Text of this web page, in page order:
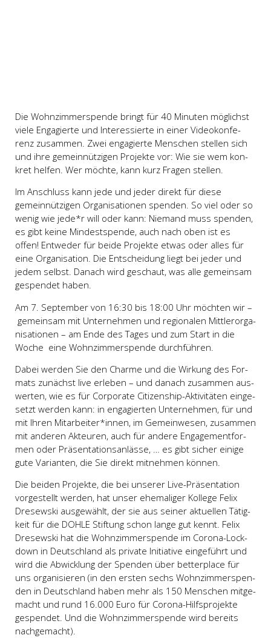
Die Wohn­zim­mer­spen­de bringt für 40 Minu­ten mög­lichst
vie­le Enga­gier­te und Inter­es­sier­te in einer Video­kon­fe­
renz zusam­men. Zwei enga­gier­te Men­schen stel­len sich
und ihre gemein­nüt­zi­gen Pro­jek­te vor: Wie sie wem kon­
kret hel­fen. Wer möch­te, kann kurz Fra­gen stel­len.
Im Anschluss kann jede und jeder direkt für die­se
gemein­nüt­zi­gen Orga­ni­sa­tio­nen spen­den. So viel oder so
wenig wie jede*r will oder kann: Nie­mand muss spen­den,
es gibt kei­ne Min­dest­spen­de, auch nach oben ist es
offen! Ent­we­der für bei­de Pro­jek­te etwas oder alles für
eine Orga­ni­sa­ti­on. Die Ent­schei­dung liegt bei jeder und
jedem selbst. Danach wird geschaut, was alle gemein­sam
gespen­det haben.
Am 7. Sep­tem­ber von 16:30 bis 18:00 Uhr möch­ten wir –
gemein­sam mit Unter­neh­men und regio­na­len Mitt­ler­or­ga­
ni­sa­tio­nen – am Ende des Tages und zum Start in die
Woche eine Wohn­zim­mer­spen­de durch­füh­ren.
Dabei wer­den Sie den Charme und die Wir­kung des For­
mats zunächst live erle­ben – und danach zusam­men aus­
wer­ten, wie es für Cor­po­ra­te Citi­zenship-Akti­vi­tä­ten ein­ge­
setzt wer­den kann: in enga­gier­ten Unter­neh­men, für und
mit Ihren Mitarbeiter*innen, im Gemein­we­sen, zusam­men
mit ande­ren Akteu­ren, auch für ande­re Enga­ge­ment­for­
men oder Prä­sen­ta­ti­ons­an­läs­se, … es gibt sicher eini­ge
gute Vari­an­ten, die Sie direkt mit­neh­men kön­nen.
Die bei­den Pro­jek­te, die bei unse­rer Live-Prä­sen­ta­ti­on
vor­ge­stellt wer­den, hat unser ehe­ma­li­ger Kol­le­ge Felix
Dre­sew­ski aus­ge­wählt, der sie aus sei­ner aktu­el­len Tätig­
keit für die DOHLE Stif­tung schon lan­ge gut kennt. Felix
Dre­sew­ski hat die Wohn­zim­mer­spen­de im Coro­na-Lock­
down in Deutsch­land als pri­va­te Initia­ti­ve ein­ge­führt und
wird die Abwick­lung der Spen­den über bet­ter­place für
uns orga­ni­sie­ren (in den ers­ten sechs Wohn­zim­mer­spen­
den in Deutsch­land haben mehr als 150 Men­schen mit­ge­
macht und rund 16.000 Euro für Coro­na-Hilfs­pro­jek­te
gespen­det. Und die Wohn­zim­mer­spen­de wird bereits
nach­ge­macht).